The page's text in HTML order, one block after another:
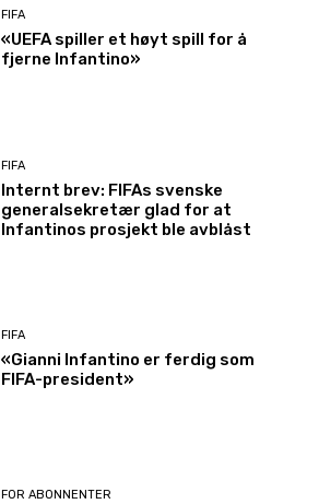
FIFA
«UEFA spiller et høyt spill for å
fjerne Infantino»
FIFA
Internt brev: FIFAs svenske
generalsekretær glad for at
Infantinos prosjekt ble avblåst
FIFA
«Gianni Infantino er ferdig som
FIFA-president»
FOR ABONNENTER